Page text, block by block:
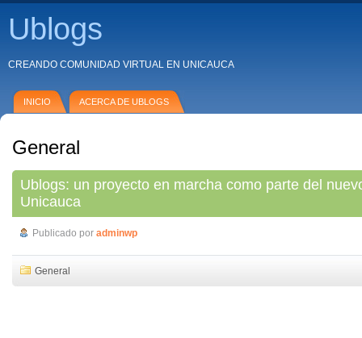
Ublogs
CREANDO COMUNIDAD VIRTUAL EN UNICAUCA
INICIO ACERCA DE UBLOGS
General
Ublogs: un proyecto en marcha como parte del
Unicauca
Publicado por adminwp
General